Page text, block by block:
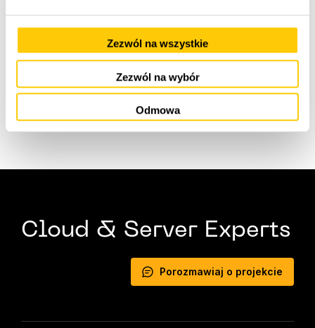
Zezwól na wszystkie
Zezwól na wybór
Odmowa
RDS i na bloguAWS News Blog. Twórz lub aktualizuj
w pełni zarządzaną bazę danych Amazon RDS Multi-
AZ z dwoma możliwymi do odczytu instancjami
rezerwowymi w konsoli Amazon RDS Management
Cloud & Server Experts
Porozmawiaj o projekcie